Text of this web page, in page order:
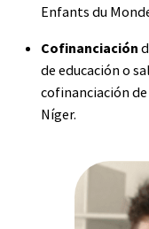
Enfants du
Cofinanciación
de educación o
cofinanciación
Níger.